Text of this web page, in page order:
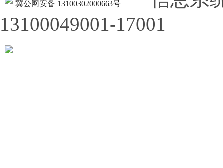
冀公网安备 13100302000663号
13100049001-17001